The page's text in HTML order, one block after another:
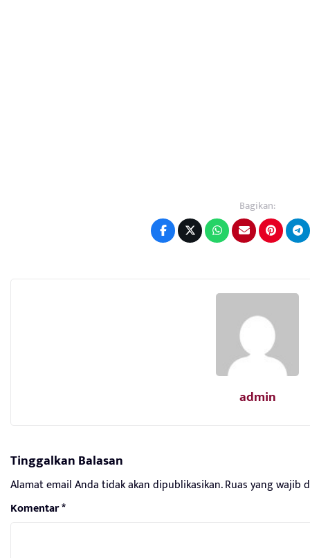
Bagikan:
admin
Tinggalkan Balasan
Alamat email Anda tidak akan dipublikasikan.Ruas yang wajib
Komentar*